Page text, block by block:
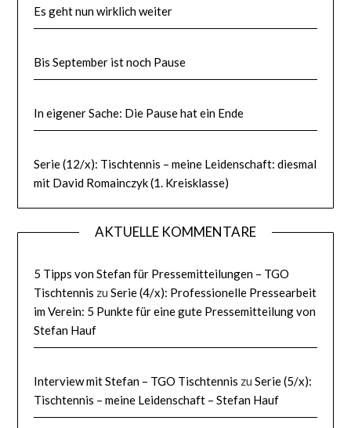
Es geht nun wirklich weiter
Bis September ist noch Pause
In eigener Sache: Die Pause hat ein Ende
Serie (12/x): Tischtennis – meine Leidenschaft: diesmal
mit David Romainczyk (1. Kreisklasse)
AKTUELLE KOMMENTARE
5 Tipps von Stefan für Pressemitteilungen – TGO
Tischtennis zuSerie (4/x): Professionelle Pressearbeit
im Verein: 5 Punkte für eine gute Pressemitteilung von
Stefan Hauf
Interview mit Stefan – TGO Tischtennis zuSerie (5/x):
Tischtennis – meine Leidenschaft – Stefan Hauf